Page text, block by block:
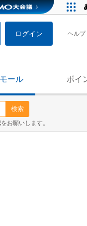
ログイン ヘルプ
ール ポイ
検索
お願いします。